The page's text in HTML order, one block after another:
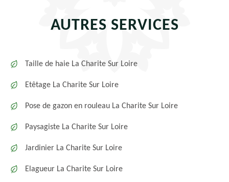
AUTRES SERVICES
Taille de haie La Charite Sur Loire
Etêtage La Charite Sur Loire
Pose de gazon en rouleau La Charite Sur Loire
Paysagiste La Charite Sur Loire
Jardinier La Charite Sur Loire
Elagueur La Charite Sur Loire